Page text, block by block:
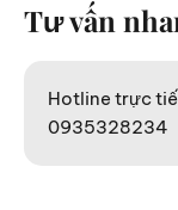
Tư vấn
Hotline trực
0935328234